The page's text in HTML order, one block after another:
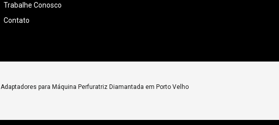
Trabalhe Conosco
Contato
Adaptadores para Máquina Perfuratriz Diamantada em Porto Velho